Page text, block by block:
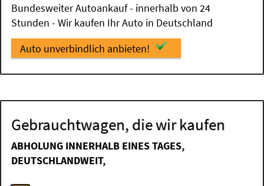
Bundesweiter Autoankauf - innerhalb von 24
Stunden - Wir kaufen Ihr Auto in Deutschland
Auto unverbindlich anbieten!
Gebrauchtwagen, die wir kaufen
ABHOLUNG INNERHALB EINES TAGES,
DEUTSCHLANDWEIT,